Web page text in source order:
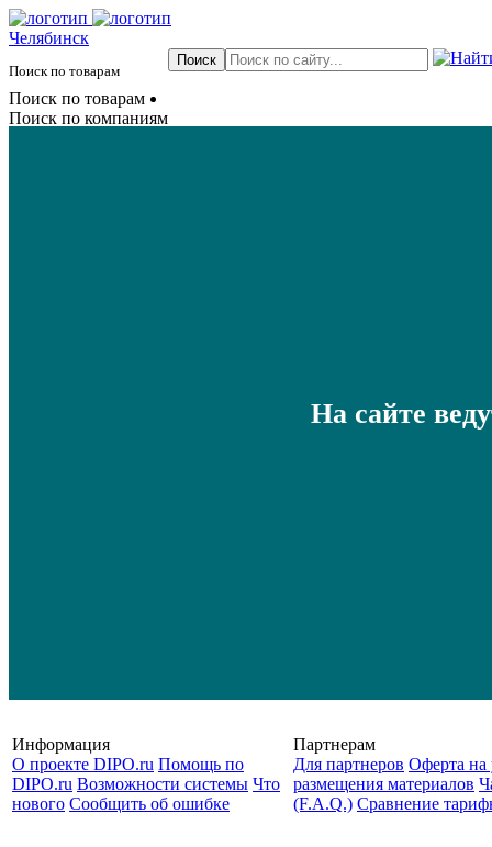
Челябинск
Поиск по товарам
Поиск по товарам
Поиск по компаниям
На сайте
Информация
О проекте DIPO.ru Помощь по
DIPO.ru Возможности системы Что
нового Сообщить об ошибке
Партнерам
Для партнеров Оферта на
размещения материалов
(F.A.Q.) Cравнение